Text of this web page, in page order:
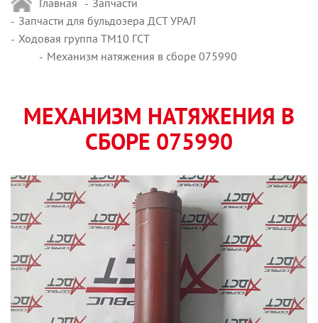
Запчасти для бульдозера ДСТ УРАЛ
Ходовая группа ТМ10 ГСТ
Механизм натяжения в сборе 075990
МЕХАНИЗМ НАТЯЖЕНИЯ В
СБОРЕ 075990